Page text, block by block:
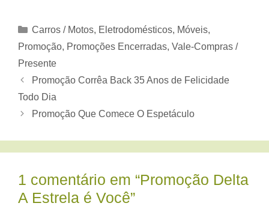
Categorias
Carros / Motos, Eletrodomésticos, Móveis,
Promoção, Promoções Encerradas, Vale-Compras /
Presente
Promoção Corrêa Back 35 Anos de Felicidade
Todo Dia
Promoção Que Comece O Espetáculo
1 comentário em “Promoção Delta
A Estrela é Você”